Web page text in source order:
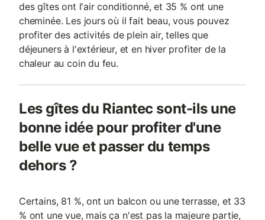
des gîtes ont l'air conditionné, et 35 % ont une
cheminée. Les jours où il fait beau, vous pouvez
profiter des activités de plein air, telles que
déjeuners à l'extérieur, et en hiver profiter de la
chaleur au coin du feu.
Les gîtes du Riantec sont-ils une
bonne idée pour profiter d'une
belle vue et passer du temps
dehors ?
Certains, 81 %, ont un balcon ou une terrasse, et 33
% ont une vue, mais ça n'est pas la majeure partie,